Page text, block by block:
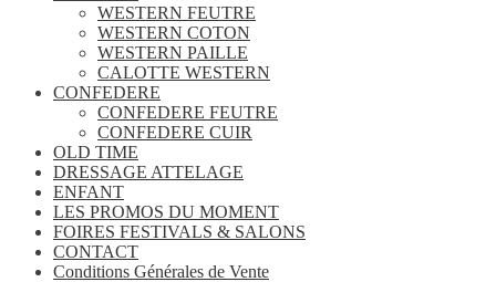
WESTERN FEUTRE
WESTERN COTON
WESTERN PAILLE
CALOTTE WESTERN
CONFEDERE
CONFEDERE FEUTRE
CONFEDERE CUIR
OLD TIME
DRESSAGE ATTELAGE
ENFANT
LES PROMOS DU MOMENT
FOIRES FESTIVALS & SALONS
CONTACT
Conditions Générales de Vente